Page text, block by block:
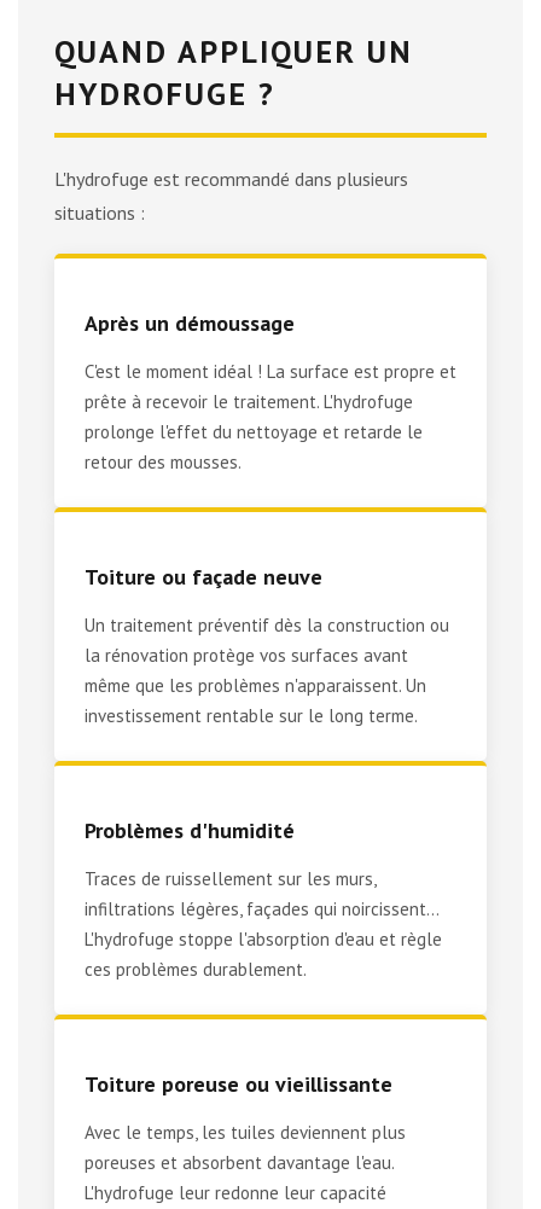
QUAND APPLIQUER UN
HYDROFUGE ?
L'hydrofuge est recommandé dans plusieurs
situations :
Après un démoussage
C'est le moment idéal ! La surface est propre et
prête à recevoir le traitement. L'hydrofuge
prolonge l'effet du nettoyage et retarde le
retour des mousses.
Toiture ou façade neuve
Un traitement préventif dès la construction ou
la rénovation protège vos surfaces avant
même que les problèmes n'apparaissent. Un
investissement rentable sur le long terme.
Problèmes d'humidité
Traces de ruissellement sur les murs,
infiltrations légères, façades qui noircissent...
L'hydrofuge stoppe l'absorption d'eau et règle
ces problèmes durablement.
Toiture poreuse ou vieillissante
Avec le temps, les tuiles deviennent plus
poreuses et absorbent davantage l'eau.
L'hydrofuge leur redonne leur capacité